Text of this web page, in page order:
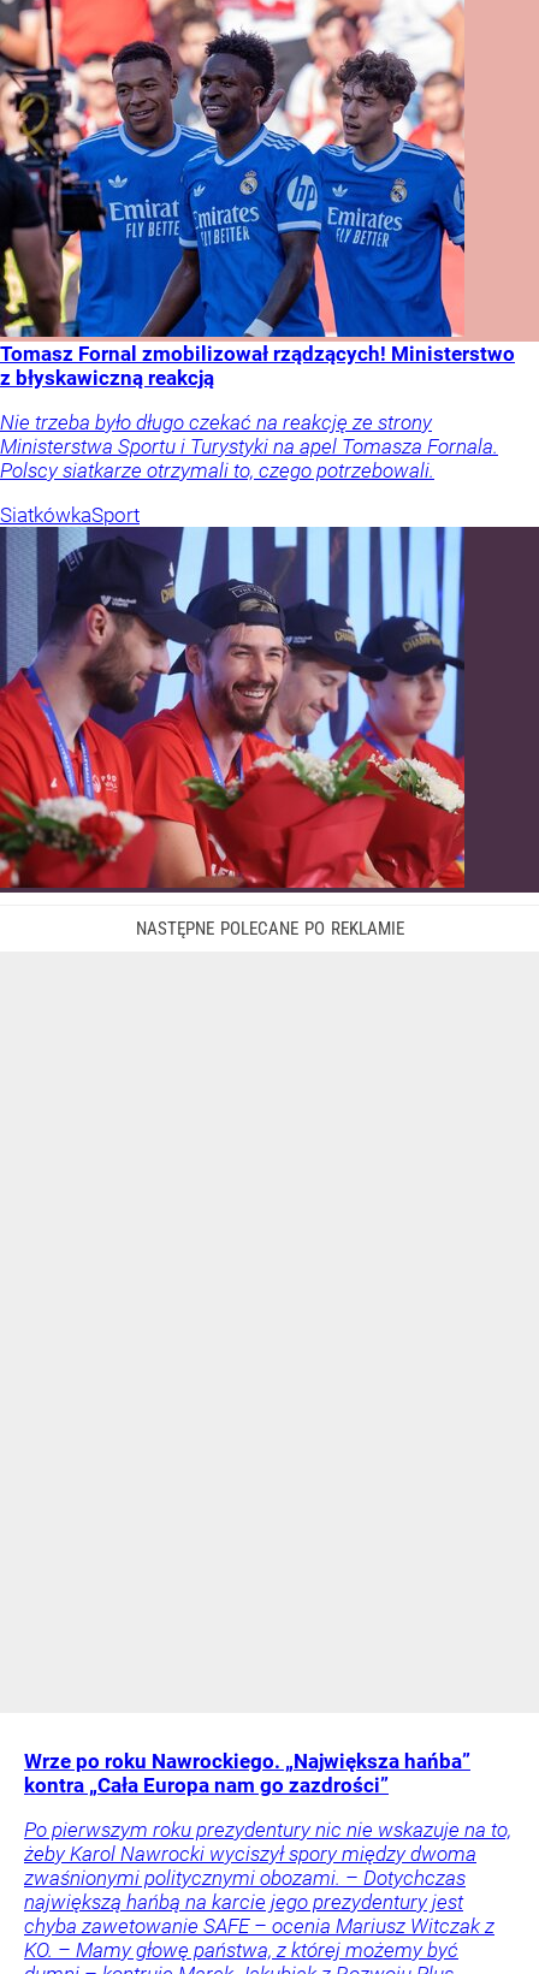
Tomasz Fornal zmobilizował rządzących! Ministerstwo
z błyskawiczną reakcją
Nie trzeba było długo czekać na reakcję ze strony
Ministerstwa Sportu i Turystyki na apel Tomasza Fornala.
Polscy siatkarze otrzymali to, czego potrzebowali.
SiatkówkaSport
Wrze po roku Nawrockiego. „Największa hańba”
kontra „Cała Europa nam go zazdrości”
Po pierwszym roku prezydentury nic nie wskazuje na to,
żeby Karol Nawrocki wyciszył spory między dwoma
zwaśnionymi politycznymi obozami. – Dotychczas
największą hańbą na karcie jego prezydentury jest
chyba zawetowanie SAFE – ocenia Mariusz Witczak z
KO. – Mamy głowę państwa, z której możemy być